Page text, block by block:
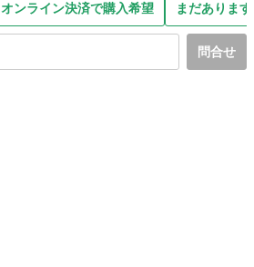
オンライン決済で購入希望 まだありま
問合せ